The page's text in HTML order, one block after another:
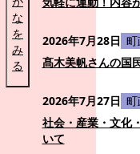
な
を
み
る
2026年7月28日 町
髙木美帆さんの国
2026年7月27日 町
社会・産業・文化
いて